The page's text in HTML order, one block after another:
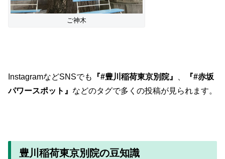
ご神木
InstagramなどSNSでも 『#豊川稲荷東京別院』
『#赤坂
パワースポット』 などのタグで多くの投稿が見られます。
豊川稲荷東京別院の豆知識